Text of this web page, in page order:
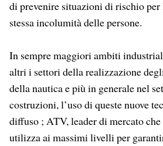
di prevenire situazioni di rischio per
stessa incolumità delle persone.
In sempre maggiori ambiti
altri i settori della realizzazione
della nautica e più in generale nel
costruzioni, l’uso di queste nuove
diffuso ; ATV, leader di mercato
utilizza ai massimi livelli per